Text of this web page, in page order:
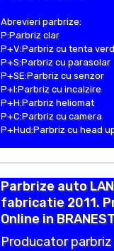
Abrevieri parbrize:
P:Parbriz clar
P+V:Parbriz cu tenta
P+S:Parbriz cu parasolar
P+SE:Parbriz cu senzor
P+I:Parbriz cu incalzire
P+H:Parbriz heliomat
P+C:Parbriz cu camera
P+Hud:Parbriz cu head
Parbrize auto
fabricatie 2011.
Online in
Producator parbriz